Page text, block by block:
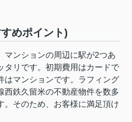
めポイント)
マンションの周辺に駅が2つあ
タリです。初期費用はカードで
はマンションです。ラフィング
西鉄久留米の不動産物件を数多
。そのため、お客様に満足頂け